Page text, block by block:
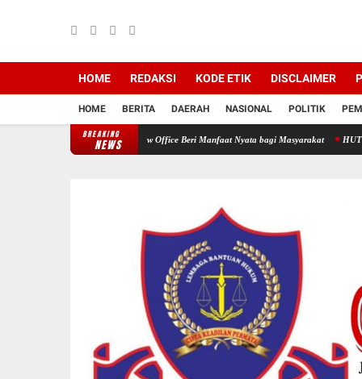
HOME REDAKSI KODE ETIK DISCLAIMER
HOME BERITA DAERAH NASIONAL POLITIK
BREAKING
NEWS
Medika Dan HNP Law Office Beri Manfaat Nyata bagi Masyarakat HUT HNP Law